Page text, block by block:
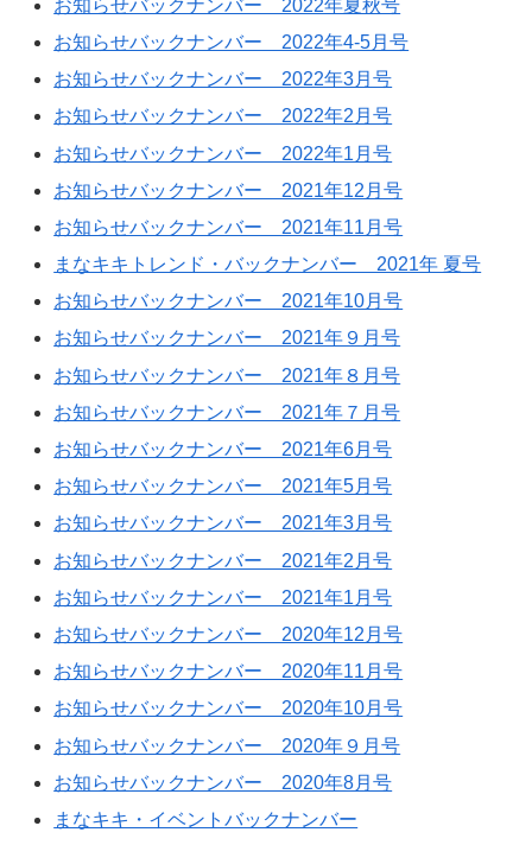
お知らせバックナンバー 2022年夏秋号
お知らせバックナンバー 2022年4-5月号
お知らせバックナンバー 2022年3月号
お知らせバックナンバー 2022年2月号
お知らせバックナンバー 2022年1月号
お知らせバックナンバー 2021年12月号
お知らせバックナンバー 2021年11月号
まなキキトレンド・バックナンバー 2021年 夏号
お知らせバックナンバー 2021年10月号
お知らせバックナンバー 2021年９月号
お知らせバックナンバー 2021年８月号
お知らせバックナンバー 2021年７月号
お知らせバックナンバー 2021年6月号
お知らせバックナンバー 2021年5月号
お知らせバックナンバー 2021年3月号
お知らせバックナンバー 2021年2月号
お知らせバックナンバー 2021年1月号
お知らせバックナンバー 2020年12月号
お知らせバックナンバー 2020年11月号
お知らせバックナンバー 2020年10月号
お知らせバックナンバー 2020年９月号
お知らせバックナンバー 2020年8月号
まなキキ・イベントバックナンバー